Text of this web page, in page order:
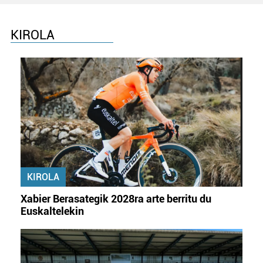
KIROLA
KIROLA
Xabier Berasategik 2028ra arte berritu du
Euskaltelekin